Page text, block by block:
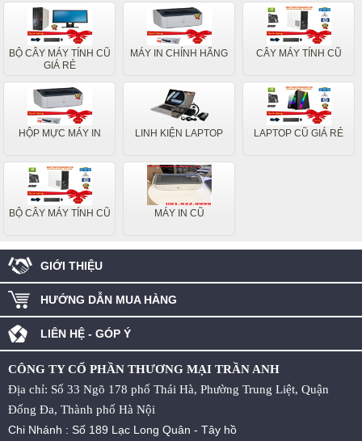
BỘ CÂY MÁY TÍNH CŨ
GIÁ RẺ
MÁY IN CHÍNH HÃNG CÂY MÁY TÍNH CŨ
HỘP MỰC MÁY IN LINH KIỆN LAPTOP LAPTOP CŨ GIÁ RẺ
BỘ CÂY MÁY TÍNH CŨ MÁY IN CŨ
GIỚI THIỆU
HƯỚNG DẪN MUA HÀNG
LIÊN HỆ - GÓP Ý
CÔNG TY CỔ PHẦN THƯƠNG MẠI TRẦN ANH
Địa chỉ: Số 33 Ngõ 178 phố Thái Hà, Phường Trung Liệt, Quận
Đống Đa, Thành phố Hà Nội
Chi Nhánh : Số 189 Lạc Long Quân - Tây hồ